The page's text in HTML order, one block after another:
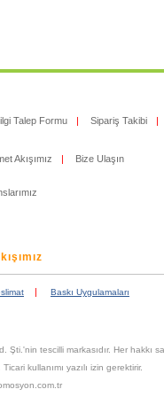
Talep Formu | Sipariş Takibi |
Akışımız | Bize Ulaşın
| Baskı Uygulamaları
tescilli markasıdır. Her hakkı
kullanımı yazılı izin gerektirir.